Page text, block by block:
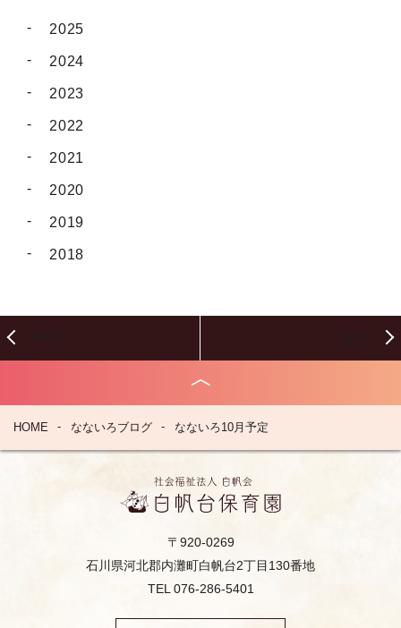
2025
2024
2023
2022
2021
2020
2019
2018
HOME なないろブログ なないろ10月予定
〒920-0269
石川県河北郡内灘町白帆台2丁目130番地
TEL 076-286-5401